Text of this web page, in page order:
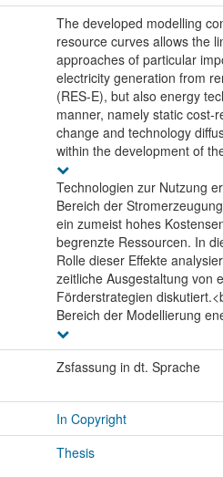
The developed modelling
resource curves allows the
approaches of particular
electricity generation from
(RES-E), but also energy
manner, namely static cost-
change and technology
within the development of
Technologien zur Nutzung
Bereich der
ein zumeist hohes
begrenzte Ressourcen. In
Rolle dieser Effekte
zeitliche Ausgestaltung von
Förderstrategien
Bereich der Modellierung
Zsfassung in dt. Sprache
In Copyright
Thesis